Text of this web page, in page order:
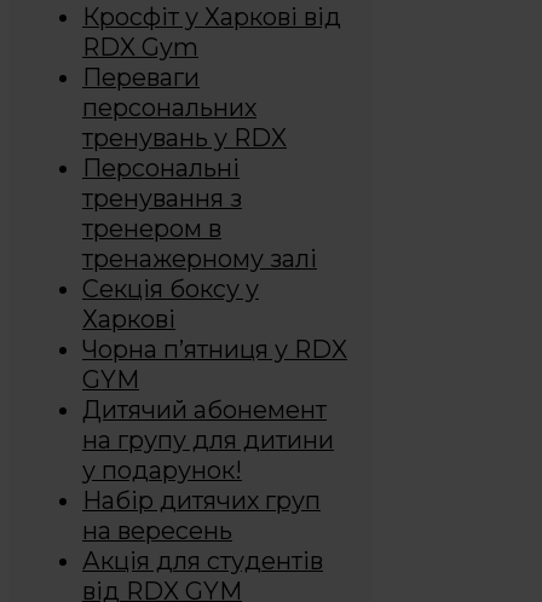
Кросфіт у Харкові від
RDX Gym
Переваги
персональних
тренувань у RDX
Персональні
тренування з
тренером в
тренажерному залі
Секція боксу у
Харкові
Чорна п’ятниця у RDX
GYM
Дитячий абонемент
на групу для дитини
у подарунок!
Набір дитячих груп
на вересень
Акція для студентів
від RDX GYM